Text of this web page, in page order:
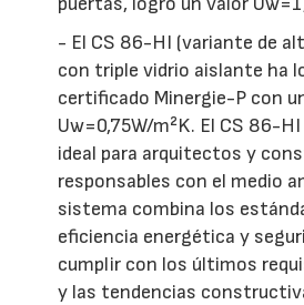
- El CS 86-HI (variante de
con triple vidrio aislante ha
certificado Minergie-P con
Uw=0,75W/m²K. El CS 86-
ideal para arquitectos y
responsables con el medio
sistema combina los
eficiencia energética y
cumplir con los últimos
y las tendencias